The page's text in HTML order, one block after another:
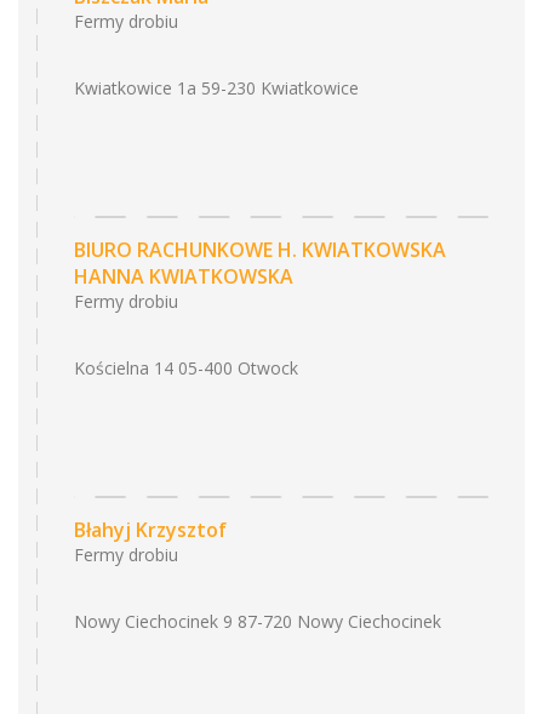
Fermy drobiu
Kwiatkowice 1a 59-230 Kwiatkowice
BIURO RACHUNKOWE H. KWIATKOWSKA
HANNA KWIATKOWSKA
Fermy drobiu
Kościelna 14 05-400 Otwock
Błahyj Krzysztof
Fermy drobiu
Nowy Ciechocinek 9 87-720 Nowy Ciechocinek